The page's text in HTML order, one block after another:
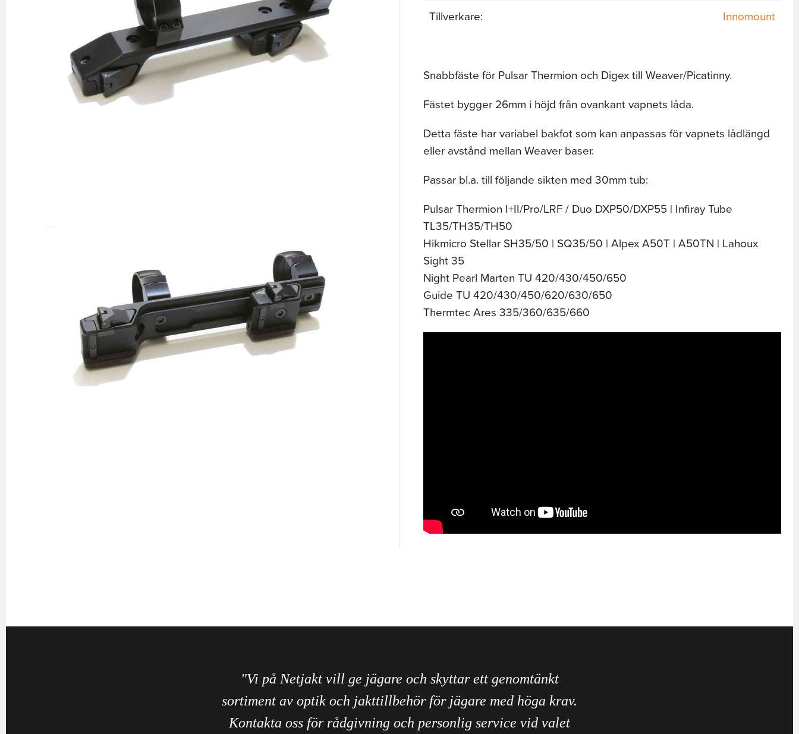
Tillverkare:
Innomount
Snabbfäste för Pulsar Thermion och Digex till Weaver/Picatinny.
Fästet bygger 26mm i höjd från ovankant vapnets låda.
Detta fäste har variabel bakfot som kan anpassas för vapnets lådlängd
eller avstånd mellan Weaver baser.
Passar bl.a. till följande sikten med 30mm tub:
Pulsar Thermion I+II/Pro/LRF / Duo DXP50/DXP55 | Infiray Tube
TL35/TH35/TH50
Hikmicro Stellar SH35/50 | SQ35/50 | Alpex A50T | A50TN | Lahoux
Sight 35
Night Pearl Marten TU 420/430/450/650
Guide TU 420/430/450/620/630/650
Thermtec Ares 335/360/635/660
"Vi på Netjakt vill ge jägare och skyttar ett genomtänkt
sortiment av optik och jakttillbehör för jägare med höga krav.
Kontakta oss för rådgivning och personlig service vid valet